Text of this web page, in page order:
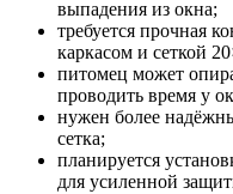
выпадения из окна;
требуется прочная
каркасом и сеткой
питомец может
проводить время у
нужен более
сетка;
планируется
для усиленной